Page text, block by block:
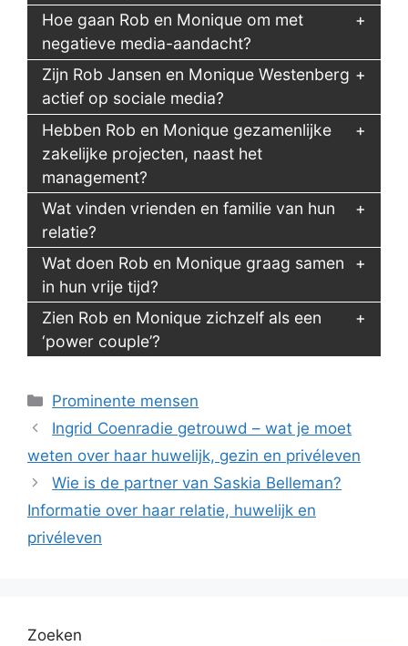
Hoe gaan Rob en Monique om met
negatieve media-aandacht?
Zijn Rob Jansen en Monique Westenberg
actief op sociale media?
Hebben Rob en Monique gezamenlijke
zakelijke projecten, naast het
management?
Wat vinden vrienden en familie van hun
relatie?
Wat doen Rob en Monique graag samen
in hun vrije tijd?
Zien Rob en Monique zichzelf als een
‘power couple’?
Categorieën
Prominente mensen
Ingrid Coenradie getrouwd – wat je moet
weten over haar huwelijk, gezin en privéleven
Wie is de partner van Saskia Belleman?
Informatie over haar relatie, huwelijk en
privéleven
Zoeken